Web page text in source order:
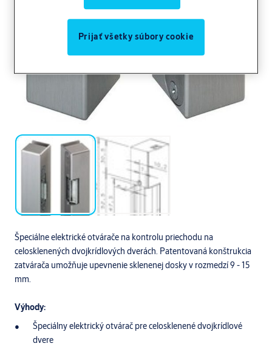
Špeciálne elektrické otvárače na kontrolu priechodu na
celosklenených dvojkrídlových dverách. Patentovaná konštrukcia
zatvárača umožňuje upevnenie sklenenej dosky v rozmedzí 9 - 15
mm.
Výhody:
Špeciálny elektrický otvárač pre celosklenené dvojkrídlové
dvere
Prijať všetky súbory cookie